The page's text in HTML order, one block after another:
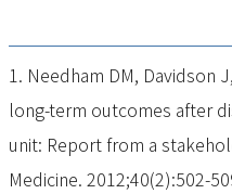
1. Needham DM, Davidson
long-term outcomes after
unit: Report from a
Medicine. 2012;40(2):502-